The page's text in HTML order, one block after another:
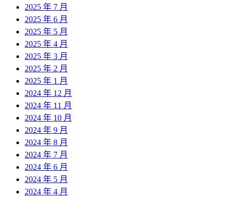
2025 年 7 月
2025 年 6 月
2025 年 5 月
2025 年 4 月
2025 年 3 月
2025 年 2 月
2025 年 1 月
2024 年 12 月
2024 年 11 月
2024 年 10 月
2024 年 9 月
2024 年 8 月
2024 年 7 月
2024 年 6 月
2024 年 5 月
2024 年 4 月